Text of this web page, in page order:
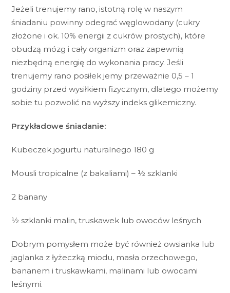
Jeżeli trenujemy rano, istotną rolę w naszym
śniadaniu powinny odegrać węglowodany (cukry
złożone i ok. 10% energii z cukrów prostych), które
obudzą mózg i cały organizm oraz zapewnią
niezbędną energię do wykonania pracy. Jeśli
trenujemy rano posiłek jemy przeważnie 0,5 – 1
godziny przed wysiłkiem fizycznym, dlatego możemy
sobie tu pozwolić na wyższy indeks glikemiczny.
Przykładowe śniadanie:
Kubeczek jogurtu naturalnego 180 g
Mousli tropicalne (z bakaliami) – ½ szklanki
2 banany
½ szklanki malin, truskawek lub owoców leśnych
Dobrym pomysłem może być również owsianka lub
jaglanka z łyżeczką miodu, masła orzechowego,
bananem i truskawkami, malinami lub owocami
leśnymi.